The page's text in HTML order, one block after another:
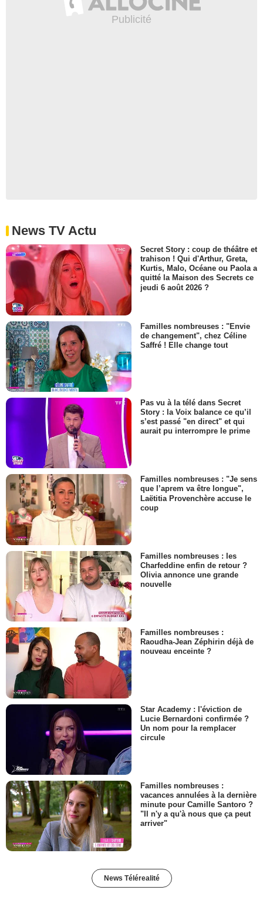
News TV Actu
Secret Story : coup de théâtre et
trahison ! Qui d'Arthur, Greta,
Kurtis, Malo, Océane ou Paola a
quitté la Maison des Secrets ce
jeudi 6 août 2026 ?
Familles nombreuses : "Envie
de changement", chez Céline
Saffré ! Elle change tout
Pas vu à la télé dans Secret
Story : la Voix balance ce qu’il
s’est passé "en direct" et qui
aurait pu interrompre le prime
Familles nombreuses : "Je sens
que l’aprem va être longue",
Laëtitia Provenchère accuse le
coup
Familles nombreuses : les
Charfeddine enfin de retour ?
Olivia annonce une grande
nouvelle
Familles nombreuses :
Raoudha-Jean Zéphirin déjà de
nouveau enceinte ?
Star Academy : l'éviction de
Lucie Bernardoni confirmée ?
Un nom pour la remplacer
circule
Familles nombreuses :
vacances annulées à la dernière
minute pour Camille Santoro ?
"Il n'y a qu'à nous que ça peut
arriver"
News Télérealité